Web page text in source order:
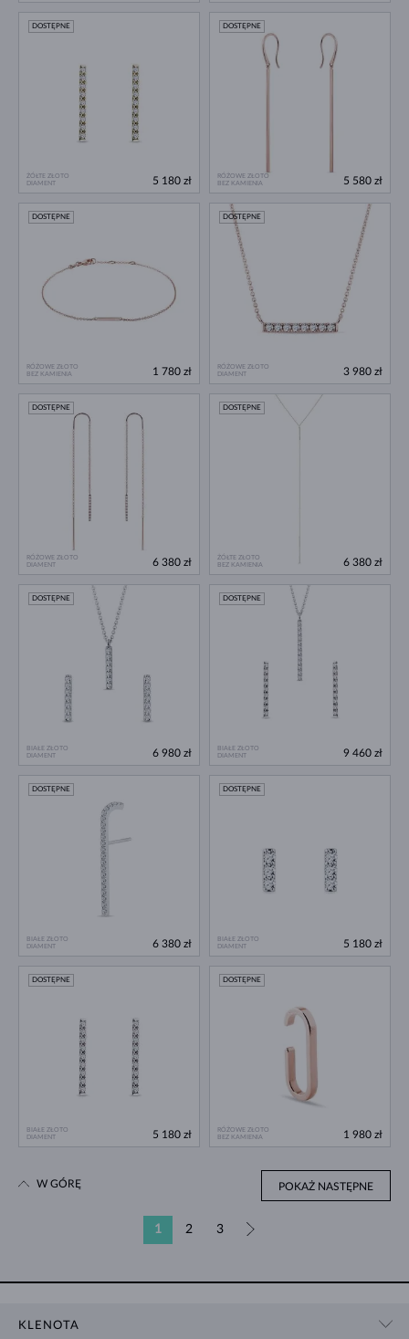
ŻÓŁTE ZŁOTO
DIAMENT
DOSTĘPNE
5 180 zł
RÓŻOWE ZŁOTO
BEZ KAMIENIA
DOSTĘPNE
5 580 zł
RÓŻOWE ZŁOTO
BEZ KAMIENIA
DOSTĘPNE
1 780 zł
RÓŻOWE ZŁOTO
DIAMENT
DOSTĘPNE
3 980 zł
RÓŻOWE ZŁOTO
DIAMENT
DOSTĘPNE
6 380 zł
ŻÓŁTE ZŁOTO
BEZ KAMIENIA
DOSTĘPNE
6 380 zł
BIAŁE ZŁOTO
DIAMENT
DOSTĘPNE
6 980 zł
BIAŁE ZŁOTO
DIAMENT
DOSTĘPNE
9 460 zł
BIAŁE ZŁOTO
DIAMENT
DOSTĘPNE
6 380 zł
BIAŁE ZŁOTO
DIAMENT
DOSTĘPNE
5 180 zł
BIAŁE ZŁOTO
DIAMENT
DOSTĘPNE
5 180 zł
RÓŻOWE ZŁOTO
BEZ KAMIENIA
DOSTĘPNE
1 980 zł
POKAŻ NASTĘPNE
1 2 3
W GÓRĘ
KLENOTA